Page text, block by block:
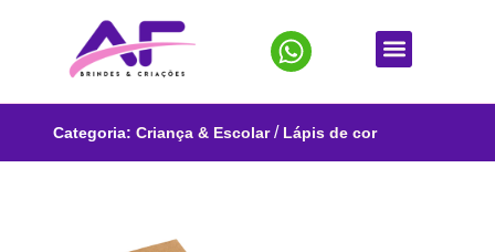
Categoria: Criança & Escolar/ Lápis de cor